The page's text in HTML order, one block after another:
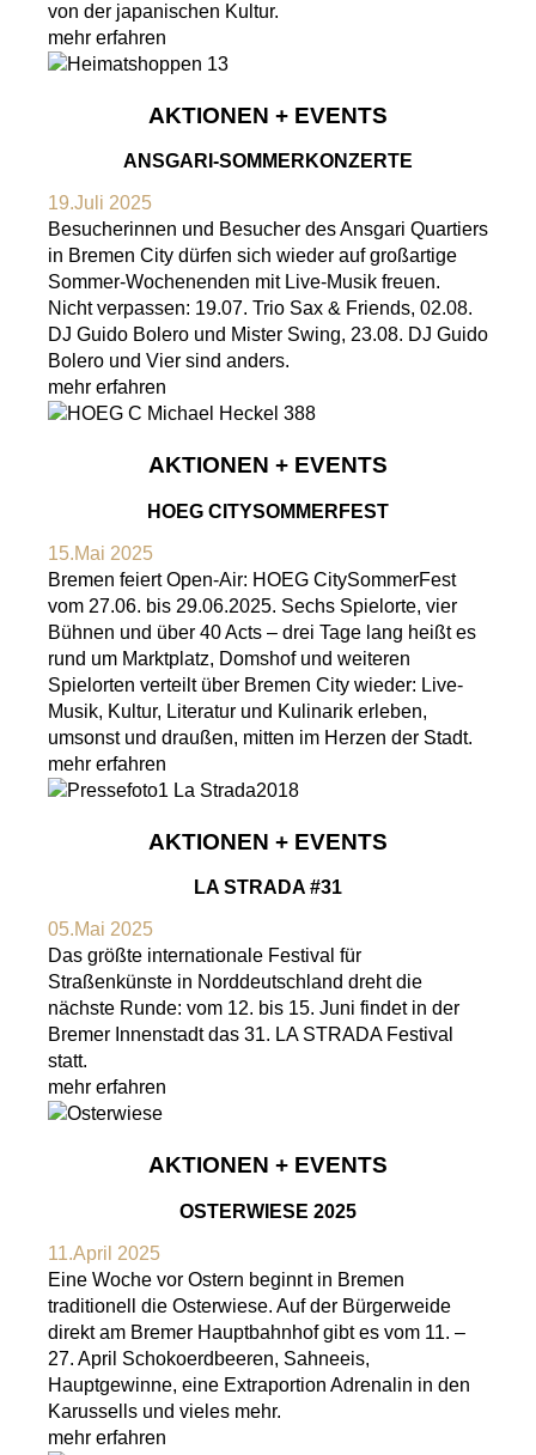
von der japanischen Kultur.
mehr erfahren
AKTIONEN + EVENTS
ANSGARI-SOMMERKONZERTE
19.Juli 2025
Besucherinnen und Besucher des Ansgari Quartiers
in Bremen City dürfen sich wieder auf großartige
Sommer-Wochenenden mit Live-Musik freuen.
Nicht verpassen: 19.07. Trio Sax & Friends, 02.08.
DJ Guido Bolero und Mister Swing, 23.08. DJ Guido
Bolero und Vier sind anders.
mehr erfahren
AKTIONEN + EVENTS
HOEG CITYSOMMERFEST
15.Mai 2025
Bremen feiert Open-Air: HOEG CitySommerFest
vom 27.06. bis 29.06.2025. Sechs Spielorte, vier
Bühnen und über 40 Acts – drei Tage lang heißt es
rund um Marktplatz, Domshof und weiteren
Spielorten verteilt über Bremen City wieder: Live-
Musik, Kultur, Literatur und Kulinarik erleben,
umsonst und draußen, mitten im Herzen der Stadt.
mehr erfahren
AKTIONEN + EVENTS
LA STRADA #31
05.Mai 2025
Das größte internationale Festival für
Straßenkünste in Norddeutschland dreht die
nächste Runde: vom 12. bis 15. Juni findet in der
Bremer Innenstadt das 31. LA STRADA Festival
statt.
mehr erfahren
AKTIONEN + EVENTS
OSTERWIESE 2025
11.April 2025
Eine Woche vor Ostern beginnt in Bremen
traditionell die Osterwiese. Auf der Bürgerweide
direkt am Bremer Hauptbahnhof gibt es vom 11. –
27. April Schokoerdbeeren, Sahneeis,
Hauptgewinne, eine Extraportion Adrenalin in den
Karussells und vieles mehr.
mehr erfahren